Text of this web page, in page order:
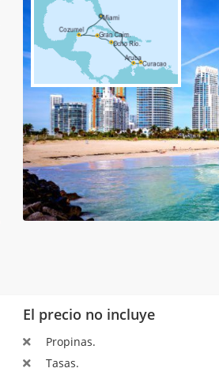
El precio no incluye
Propinas.
Tasas.